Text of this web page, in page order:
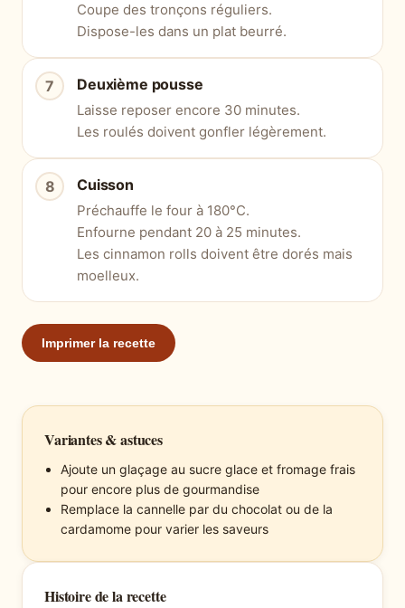
Coupe des tronçons réguliers.
Dispose-les dans un plat beurré.
Deuxième pousse
Laisse reposer encore 30 minutes.
Les roulés doivent gonfler légèrement.
Cuisson
Préchauffe le four à 180°C.
Enfourne pendant 20 à 25 minutes.
Les cinnamon rolls doivent être dorés mais
moelleux.
Imprimer la recette
Variantes & astuces
Ajoute un glaçage au sucre glace et fromage frais
pour encore plus de gourmandise
Remplace la cannelle par du chocolat ou de la
cardamome pour varier les saveurs
Histoire de la recette